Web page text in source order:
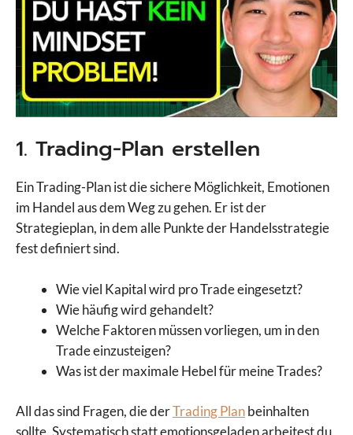
1. Trading-Plan erstellen
Ein Trading-Plan ist die sichere Möglichkeit, Emotionen
im Handel aus dem Weg zu gehen. Er ist der
Strategieplan, in dem alle Punkte der Handelsstrategie
fest definiert sind.
Wie viel Kapital wird pro Trade eingesetzt?
Wie häufig wird gehandelt?
Welche Faktoren müssen vorliegen, um in den
Trade einzusteigen?
Was ist der maximale Hebel für meine Trades?
All das sind Fragen, die derTrading Planbeinhalten
sollte. Systematisch statt emotionsgeladen arbeitest du